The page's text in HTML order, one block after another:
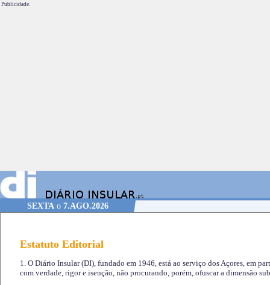
Publicidade.
SEXTA o 7.AGO.2026
Estatuto Editorial
1. O Diário Insular (DI), fundado em 1946, está ao serviço dos Açores, em
com verdade, rigor e isenção, não procurando, porém, ofuscar a dimensão